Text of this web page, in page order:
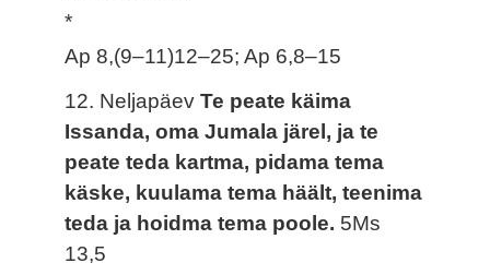
*
Ap 8,(9–11)12–25; Ap 6,8–15
12. NeljapäevTe peate käima
Issanda, oma Jumala järel, ja te
peate teda kartma, pidama tema
käske, kuulama tema häält, teenima
teda ja hoidma tema poole. 5Ms
13,5